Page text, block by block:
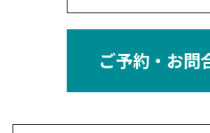
ご予約・お問